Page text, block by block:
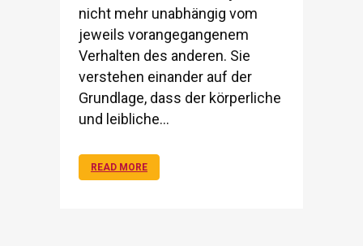
nicht mehr unabhängig vom
jeweils vorangegangenem
Verhalten des anderen. Sie
verstehen einander auf der
Grundlage, dass der körperliche
und leibliche...
READ MORE